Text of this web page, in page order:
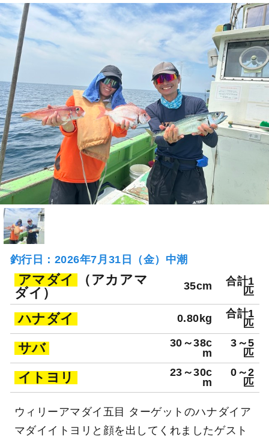
釣行日：2026年7月31日（金）中潮
アマダイ
（アカアマ
ダイ）
35cm
合計1
匹
ハナダイ 0.80kg
合計1
匹
サバ
30～38c
m
3～5
匹
イトヨリ
23～30c
m
0～2
匹
ウィリーアマダイ五目 ターゲットのハナダイア
マダイイトヨリと顔を出してくれましたゲスト